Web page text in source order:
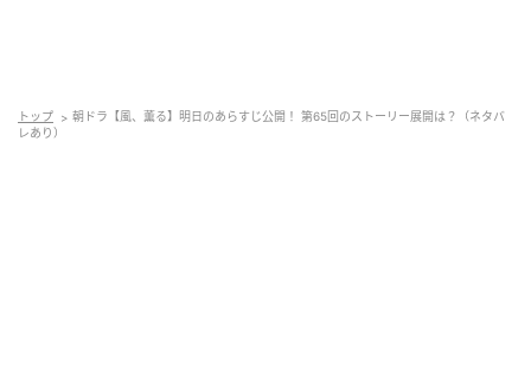
第65回あらすじ
トップ
朝ドラ【風、薫る】明日のあらすじ公開！ 第65回のストーリー展開は？（ネタバ
レあり）